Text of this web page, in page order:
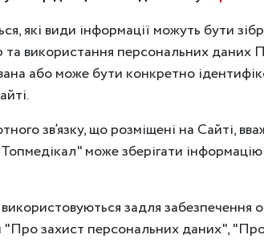
які види інформації можуть бути
та використання персональних даних
або може бути конкретно
зв’язку, що розміщені на Сайті,
може зберігати
використовуються задля
"Про захист персональних даних",